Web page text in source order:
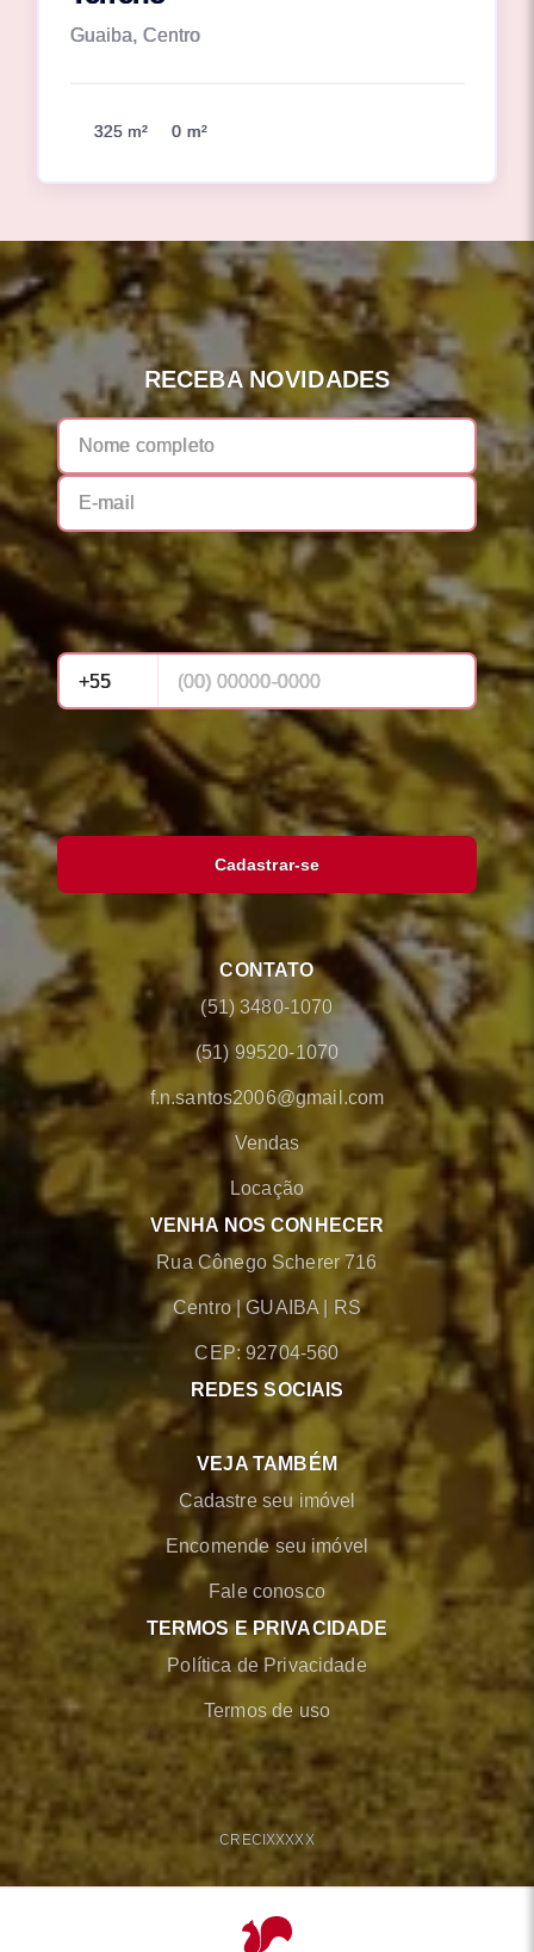
Guaiba, Centro
325 m² 0 m²
RECEBA NOVIDADES
Cadastrar-se
CONTATO
(51) 3480-1070
(51) 99520-1070
f.n.santos2006@gmail.com
Vendas
Locação
VENHA NOS CONHECER
Rua Cônego Scherer 716
Centro |GUAIBA RS
CEP: 92704-560
REDES SOCIAIS
VEJA TAMBÉM
Cadastre seu imóvel
Encomende seu imóvel
Fale conosco
TERMOS E PRIVACIDADE
Política de Privacidade
Termos de uso
CRECIXXXXX